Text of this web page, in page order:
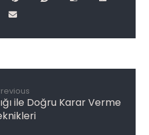
ile Doğru Karar Verme